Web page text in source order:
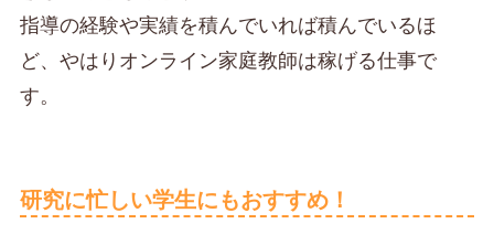
指導の経験や実績を積んでいれば積んでいるほ
ど、やはりオンライン家庭教師は稼げる仕事で
す。
研究に忙しい学生にもおすすめ！